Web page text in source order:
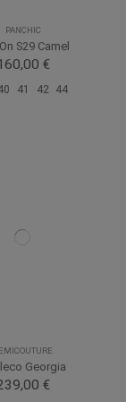
PANCHIC
S29 Camel
€
41 42 44
Georgia
€